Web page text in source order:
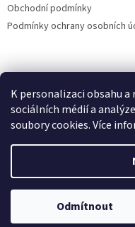
K personalizaci obsahu
sociálních médií a
soubory cookies. Více
Odmítnout
Obchodní podmínky
Podmínky ochrany osobních
Copyright 2026
vyhrazena.